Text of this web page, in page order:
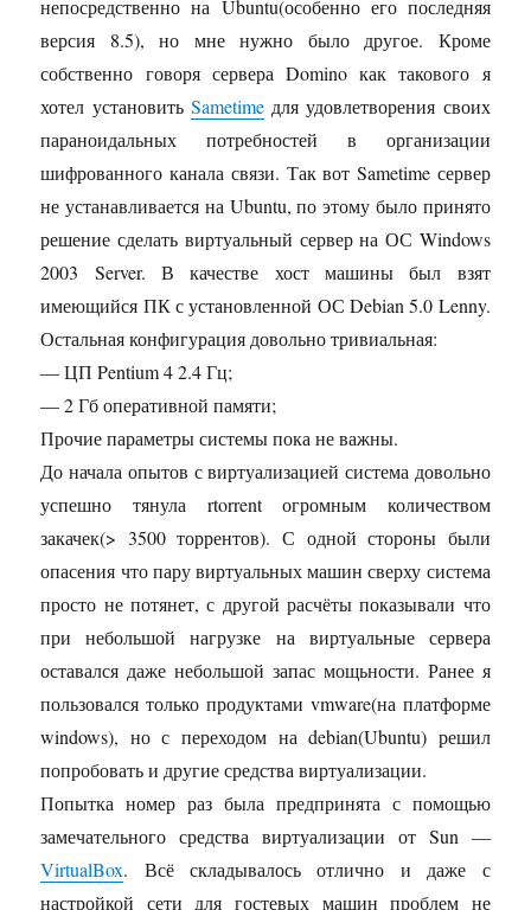
непосредственно на Ubuntu(особенно его последняя
версия 8.5), но мне нужно было другое. Кроме
собственно говоря сервера Domino как такового я
хотел установить Sametimeдля удовлетворения своих
параноидальных потребностей в организации
шифрованного канала связи. Так вот Sametime сервер
не устанавливается на Ubuntu, по этому было принято
решение сделать виртуальный сервер на ОС Windows
2003 Server. В качестве хост машины был взят
имеющийся ПК с установленной ОС Debian 5.0 Lenny.
Остальная конфигурация довольно тривиальная:
— ЦП Pentium 4 2.4 Гц;
— 2 Гб оперативной памяти;
Прочие параметры системы пока не важны.
До начала опытов с виртуализацией система довольно
успешно тянула rtorrent огромным количеством
закачек(> 3500 торрентов). С одной стороны были
опасения что пару виртуальных машин сверху система
просто не потянет, с другой расчёты показывали что
при небольшой нагрузке на виртуальные сервера
оставался даже небольшой запас мощьности. Ранее я
пользовался только продуктами vmware(на платформе
windows), но с переходом на debian(Ubuntu) решил
попробовать и другие средства виртуализации.
Попытка номер раз была предпринята с помощью
замечательного средства виртуализации от Sun —
VirtualBox. Всё складывалось отлично и даже с
настройкой сети для гостевых машин проблем не